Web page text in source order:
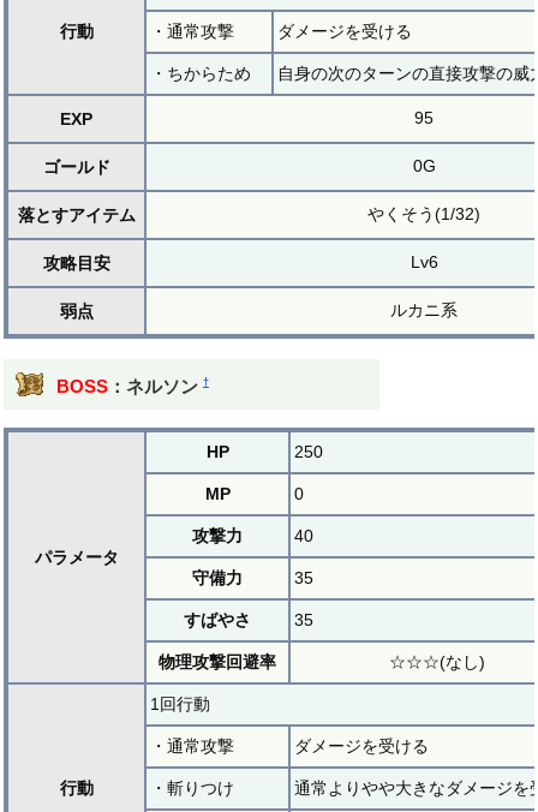
行動 ・通常攻撃 ダメージを受ける
・ちからため 自身の次のターンの直接攻撃の威
EXP 95
ゴールド 0G
落とすアイテム やくそう(1/32)
攻略目安 Lv6
弱点 ルカニ系
BOSS：ネルソン †
パラメータ
HP 250
MP 0
攻撃力 40
守備力 35
すばやさ 35
物理攻撃回避率 ☆☆☆(なし)
行動
1回行動
・通常攻撃 ダメージを受ける
・斬りつけ 通常よりやや大きなダメージを